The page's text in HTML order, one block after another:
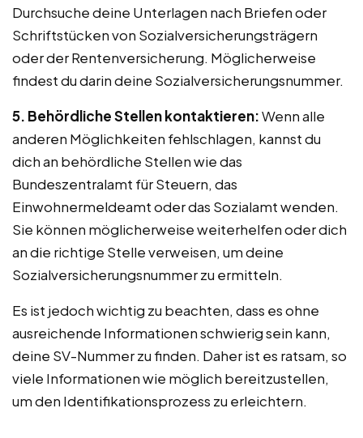
Durchsuche deine Unterlagen nach Briefen oder
Schriftstücken von Sozialversicherungsträgern
oder der Rentenversicherung. Möglicherweise
findest du darin deine Sozialversicherungsnummer.
5. Behördliche Stellen kontaktieren:Wenn alle
anderen Möglichkeiten fehlschlagen, kannst du
dich an behördliche Stellen wie das
Bundeszentralamt für Steuern, das
Einwohnermeldeamt oder das Sozialamt wenden.
Sie können möglicherweise weiterhelfen oder dich
an die richtige Stelle verweisen, um deine
Sozialversicherungsnummer zu ermitteln.
Es ist jedoch wichtig zu beachten, dass es ohne
ausreichende Informationen schwierig sein kann,
deine SV-Nummer zu finden. Daher ist es ratsam, so
viele Informationen wie möglich bereitzustellen,
um den Identifikationsprozess zu erleichtern.